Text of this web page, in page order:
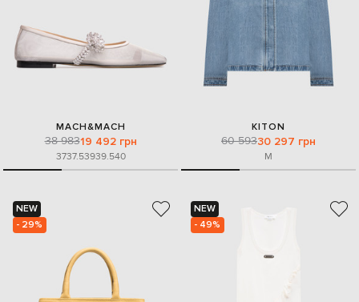
MACH&MACH
38 98319 492 грн
3737.53939.540
KITON
60 59330 297 грн
M
NEW
- 29%
NEW
- 49%